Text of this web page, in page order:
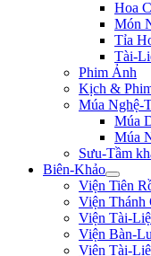
Hoa
Món
Tỉa
Tài-
Phim Ảnh
Kịch &
Múa Nghệ-
Múa
Múa
Sưu-Tầm
Biên-Khảo
Viện Tiên
Viện Thánh
Viện Tài-
Viện Bàn-
Viện Tài-